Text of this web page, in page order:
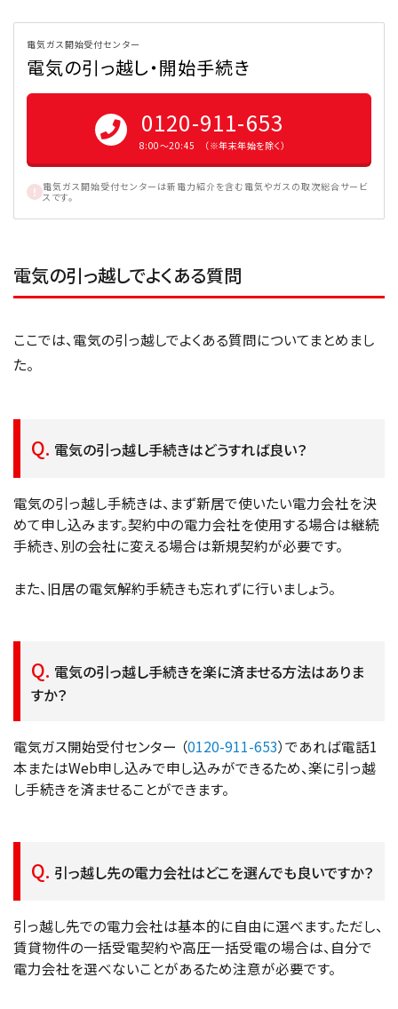
電気ガス開始受付センター
電気の引っ越し・開始手続き
0120-911-653
8:00〜20:45 （※年末年始を除く）
電気ガス開始受付センターは新電力紹介を含む電気やガスの取次総合サービ
スです。
電気の引っ越しでよくある質問
ここでは、電気の引っ越しでよくある質問についてまとめまし
た。
電気の引っ越し手続きはどうすれば良い？
電気の引っ越し手続きは、まず新居で使いたい電力会社を決
めて申し込みます。契約中の電力会社を使用する場合は継続
手続き、別の会社に変える場合は新規契約が必要です。
また、旧居の電気解約手続きも忘れずに行いましょう。
電気の引っ越し手続きを楽に済ませる方法はありま
すか？
電気ガス開始受付センター （0120-911-653）であれば電話1
本またはWeb申し込みで申し込みができるため、楽に引っ越
し手続きを済ませることができます。
引っ越し先の電力会社はどこを選んでも良いですか？
引っ越し先での電力会社は基本的に自由に選べます。ただし、
賃貸物件の一括受電契約や高圧一括受電の場合は、自分で
電力会社を選べないことがあるため注意が必要です。